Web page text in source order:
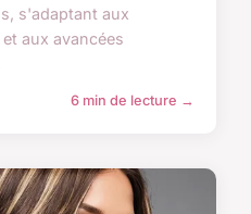
s'adaptant aux
aux avancées
6 min de lecture →